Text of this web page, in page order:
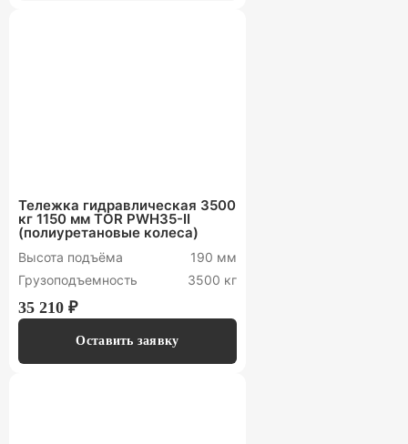
Тележка гидравлическая 3500
кг 1150 мм TOR PWH35-II
(полиуретановые колеса)
Высота подъёма
190 мм
Грузоподъемность
3500 кг
35 210 ₽
Оставить заявку